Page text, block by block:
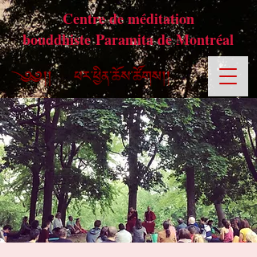
Centre de méditation
bouddhiste Paramita de Montréal